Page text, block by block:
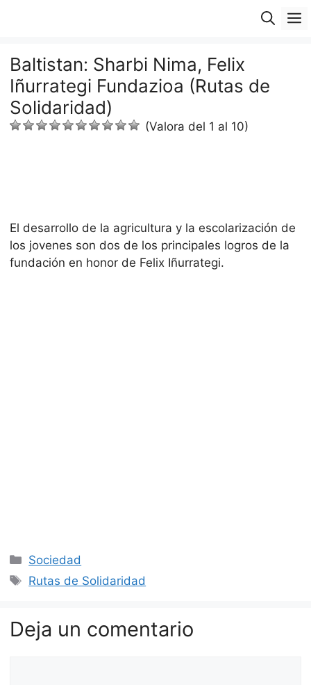
Baltistan: Sharbi Nima, Felix
Iñurrategi Fundazioa (Rutas de
Solidaridad)
(Valora del 1 al 10)
El desarrollo de la agricultura y la escolarización de
los jovenes son dos de los principales logros de la
fundación en honor de Felix Iñurrategi.
Categorías
Sociedad
Etiquetas
Rutas de Solidaridad
Deja un comentario